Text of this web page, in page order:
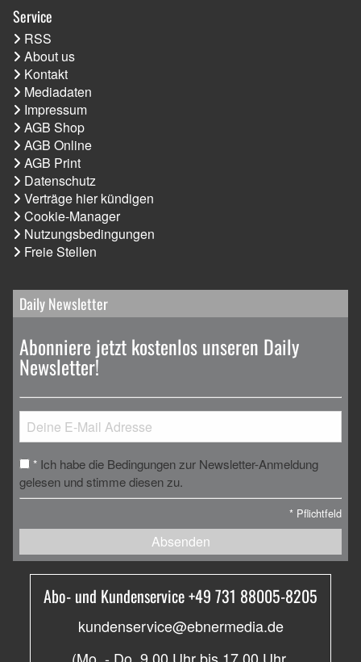
Service
RSS
About us
Kontakt
Mediadaten
Impressum
AGB Shop
AGB Online
AGB Print
Datenschutz
Verträge hier kündigen
Cookie-Manager
Nutzungsbedingungen
Freie Stellen
Daily Newsletter
Abonniere jetzt kostenlos unseren Daily
Newsletter!
* Ich habe die Bedingungen zur Newsletter-Anmeldung
gelesen und stimme diesen zu.
* Pflichtfeld
Absenden
Abo- und Kundenservice +49 731 88005-8205
kundenservice@ebnermedia.de
(Mo. - Do. 9.00 Uhr bis 17.00 Uhr,